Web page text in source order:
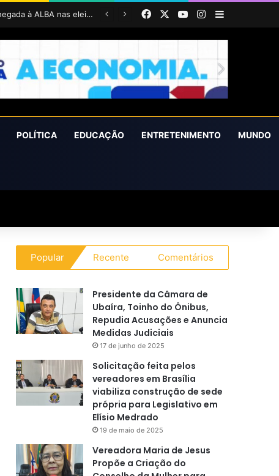
Em Nazaré, Lígia Costa defende maior participação da juventude na política e confirma projeto para disputar vaga na ALBA FacebookYouTubeInstagram
Barra
POLÍTICA EDUCAÇÃO ENTRETENIMENTO MUNDO
Popular Recente Comentários
Presidente da Câmara de
Ubaíra, Toinho do Ônibus,
Repudia Acusações e Anuncia
Medidas Judiciais
17 de junho de 2025
Solicitação feita pelos
vereadores em Brasília
viabiliza construção de sede
própria para Legislativo em
Elísio Medrado
19 de maio de 2025
Vereadora Maria de Jesus
Propõe a Criação do